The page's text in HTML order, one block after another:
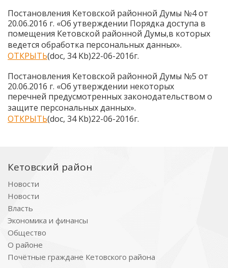
Постановления Кетовской районной Думы №4 от
20.06.2016 г. «Об утверждении Порядка доступа в
помещения Кетовской районной Думы,в которых
ведется обработка персональных данных».
ОТКРЫТЬ(doc, 34 Kb)22-06-2016г.
Постановления Кетовской районной Думы №5 от
20.06.2016 г. «Об утверждении некоторых
перечней предусмотренных законодательством о
защите персональных данных».
ОТКРЫТЬ(doc, 34 Kb)22-06-2016г.
Кетовский район
Новости
Новости
Власть
Экономика и финансы
Общество
О районе
Почётные граждане Кетовского района